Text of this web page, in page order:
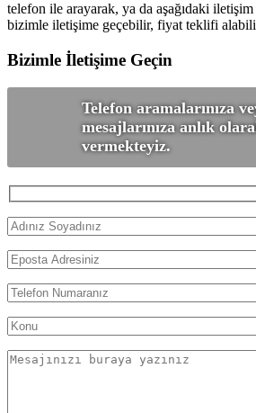
telefon ile arayarak, ya da aşağıdaki
bizimle iletişime geçebilir, fiyat teklifi
Bizimle İletişime Geçin
Telefon aramalarınıza
mesajlarınıza anlık
vermekteyiz.